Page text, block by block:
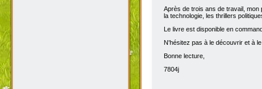
Après de trois ans de travail,
la technologie, les thrillers
Le livre est disponible en
N'hésitez pas à le découvrir et à
Bonne lecture,
7804j